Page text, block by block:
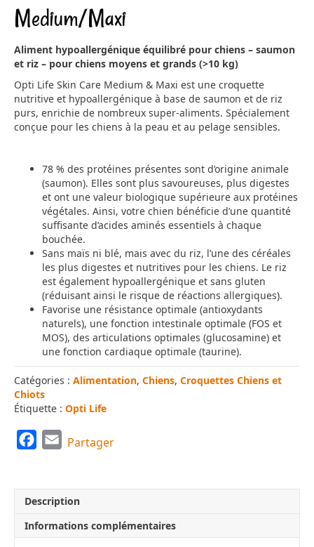
Medium/Maxi
Aliment hypoallergénique équilibré pour chiens – saumon
et riz – pour chiens moyens et grands (>10 kg)
Opti Life Skin Care Medium & Maxi est une croquette
nutritive et hypoallergénique à base de saumon et de riz
purs, enrichie de nombreux super-aliments. Spécialement
conçue pour les chiens à la peau et au pelage sensibles.
78 % des protéines présentes sont d’origine animale
(saumon). Elles sont plus savoureuses, plus digestes
et ont une valeur biologique supérieure aux protéines
végétales. Ainsi, votre chien bénéficie d’une quantité
suffisante d’acides aminés essentiels à chaque
bouchée.
Sans maïs ni blé, mais avec du riz, l’une des céréales
les plus digestes et nutritives pour les chiens. Le riz
est également hypoallergénique et sans gluten
(réduisant ainsi le risque de réactions allergiques).
Favorise une résistance optimale (antioxydants
naturels), une fonction intestinale optimale (FOS et
MOS), des articulations optimales (glucosamine) et
une fonction cardiaque optimale (taurine).
Catégories : Alimentation, Chiens, Croquettes Chiens et
Chiots
Étiquette : Opti Life
e
b
o
i
Partager
Description
Informations complémentaires